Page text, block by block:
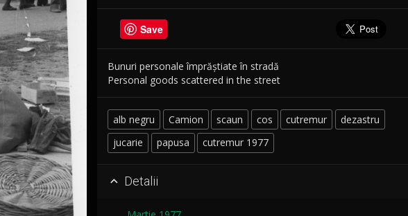
Save
Bunuri personale împrăştiate în stradă
Personal goods scattered in the street
alb negru Camion scaun cos cutremur
dezastru
jucarie
papusa cutremur 1977
 Detalii